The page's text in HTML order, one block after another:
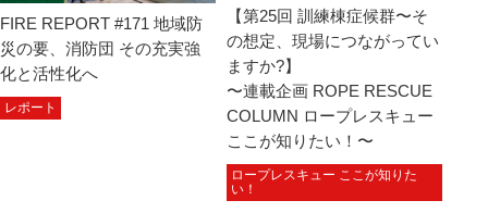
FIRE REPORT #171 地域防
災の要、消防団 その充実強
化と活性化へ
レポート
【第25回 訓練棟症候群〜そ
の想定、現場につながってい
ますか?】
〜連載企画 ROPE RESCUE
COLUMN ロープレスキュー
ここが知りたい！〜
ロープレスキュー ここが知りた
い！